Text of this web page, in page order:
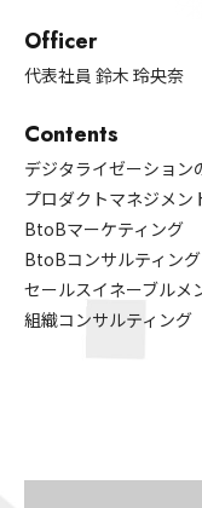
Officer
代表社員 鈴木 玲央奈
Contents
デジタライゼーション
プロダクトマネジメン
BtoBマーケティング
BtoBコンサルティング
セールスイネーブルメ
組織コンサルティング